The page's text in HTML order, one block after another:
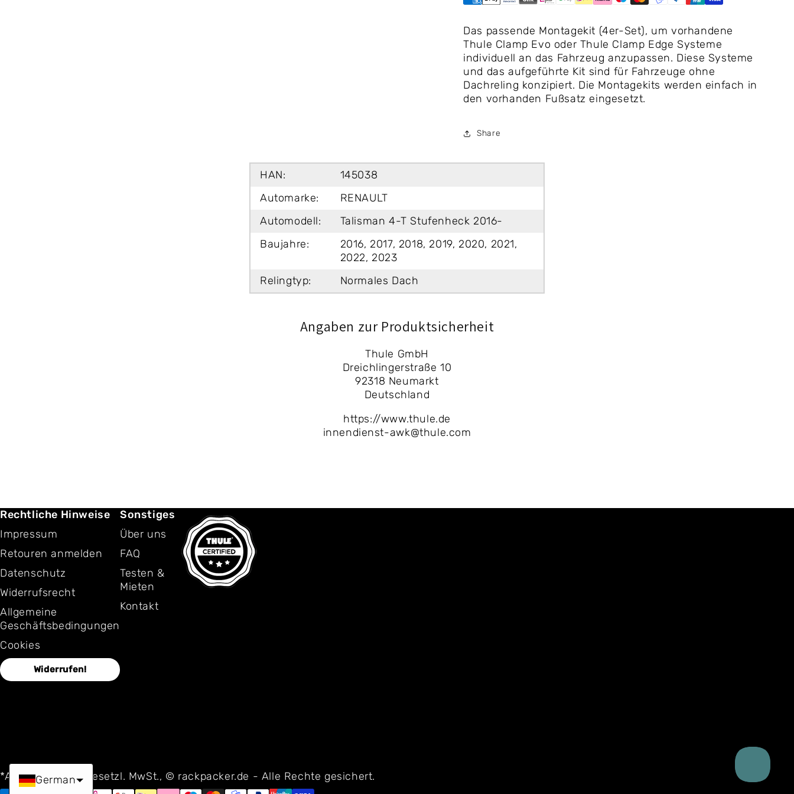
Das passende Montagekit (4er-Set), um vorhandene
Thule Clamp Evo oder Thule Clamp Edge Systeme
individuell an das Fahrzeug anzupassen. Diese Systeme
und das aufgeführte Kit sind für Fahrzeuge ohne
Dachreling konzipiert. Die Montagekits werden einfach in
den vorhanden Fußsatz eingesetzt.
Share
HAN:
145038
Automarke:
RENAULT
Automodell:
Talisman 4-T Stufenheck 2016-
Baujahre:
2016, 2017, 2018, 2019, 2020, 2021,
2022, 2023
Relingtyp:
Normales Dach
Angaben zur Produktsicherheit
Thule GmbH
Dreichlingerstraße 10
92318 Neumarkt
Deutschland
https://www.thule.de
innendienst-awk@thule.com
Rechtliche Hinweise
Impressum
Retouren anmelden
Datenschutz
Widerrufsrecht
Allgemeine
Geschäftsbedingungen
Cookies
Widerrufen!
Sonstiges
Über uns
FAQ
Testen &
Mieten
Kontakt
*Alle Preise inkl. gesetzl. MwSt., © rackpacker.de - Alle Rechte gesichert.
German